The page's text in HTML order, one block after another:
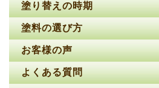
塗り替えの時期
塗料の選び方
お客様の声
よくある質問